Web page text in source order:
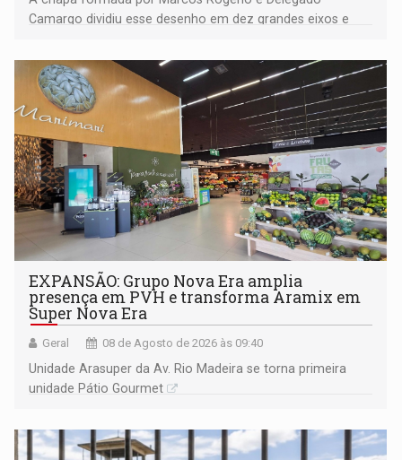
Camargo dividiu esse desenho em dez grandes eixos e
EXPANSÃO: Grupo Nova Era amplia
presença em PVH e transforma Aramix em
Super Nova Era
Geral 08 de Agosto de 2026 às 09:40
Unidade Arasuper da Av. Rio Madeira se torna primeira
unidade Pátio Gourmet